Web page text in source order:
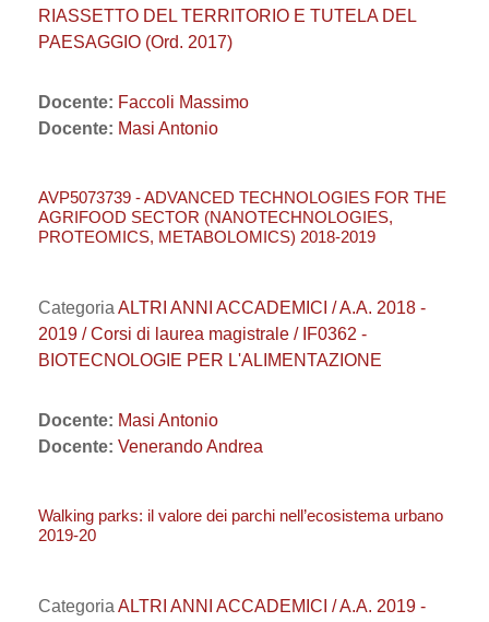
RIASSETTO DEL TERRITORIO E TUTELA DEL
PAESAGGIO (Ord. 2017)
Docente: Faccoli Massimo
Docente: Masi Antonio
AVP5073739 - ADVANCED TECHNOLOGIES FOR THE
AGRIFOOD SECTOR (NANOTECHNOLOGIES,
PROTEOMICS, METABOLOMICS) 2018-2019
Categoria ALTRI ANNI ACCADEMICI / A.A. 2018 -
2019 / Corsi di laurea magistrale / IF0362 -
BIOTECNOLOGIE PER L'ALIMENTAZIONE
Docente: Masi Antonio
Docente: Venerando Andrea
Walking parks: il valore dei parchi nell’ecosistema urbano
2019-20
Categoria ALTRI ANNI ACCADEMICI / A.A. 2019 -